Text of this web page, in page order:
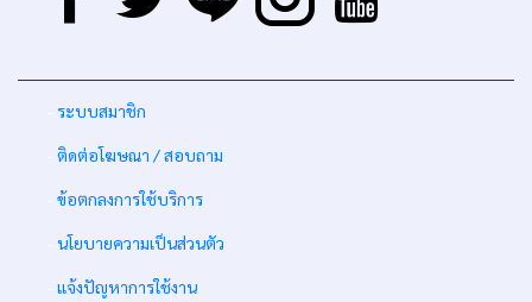
ระบบสมาชิก
ติดต่อโฆษณา / สอบถาม
ข้อตกลงการใช้บริการ
นโยบายความเป็นส่วนตัว
แจ้งปัญหาการใช้งาน